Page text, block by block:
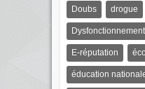
Doubs drogue
Dysfonctionnement
E-réputation
éducation